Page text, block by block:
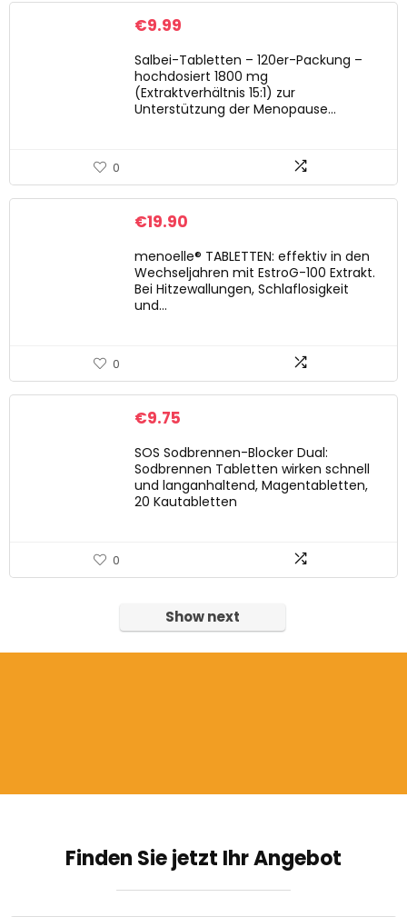
€9.99
Salbei-Tabletten – 120er-Packung –
hochdosiert 1800 mg
(Extraktverhältnis 15:1) zur
Unterstützung der Menopause…
0
€19.90
menoelle® TABLETTEN: effektiv in den
Wechseljahren mit EstroG-100 Extrakt.
Bei Hitzewallungen, Schlaflosigkeit
und…
0
€9.75
SOS Sodbrennen-Blocker Dual:
Sodbrennen Tabletten wirken schnell
und langanhaltend, Magentabletten,
20 Kautabletten
0
Show next
Finden Sie jetzt Ihr Angebot